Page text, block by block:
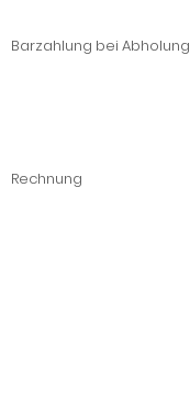
Barzahlung bei Abholung
Rechnung